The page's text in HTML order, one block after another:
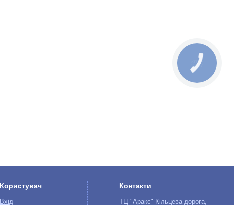
Користувач
Вхід
Контакти
ТЦ "Аракс" Кільцева дорога,
КНОПКА
ЗВ'ЯЗКУ